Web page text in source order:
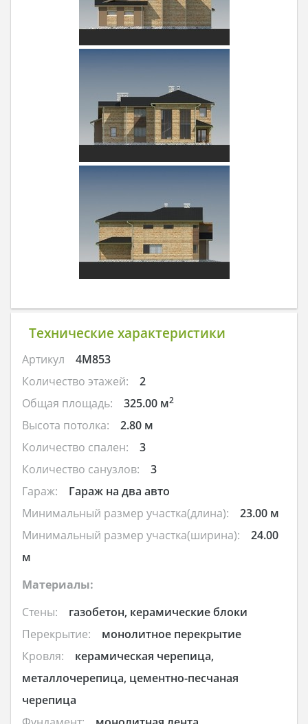
Технические характеристики
Артикул
4M853
Количество этажей:
2
Общая площадь:
325.00 м2
Высота потолка:
2.80 м
Количество спален:
3
Количество санузлов:
3
Гараж:
Гараж на два авто
Минимальный размер участка(длина):
23.00 м
Минимальный размер участка(ширина):
24.00
м
Материалы:
Стены:
газобетон, керамические блоки
Перекрытие:
монолитное перекрытие
Кровля:
керамическая черепица,
металлочерепица, цементно-песчаная
черепица